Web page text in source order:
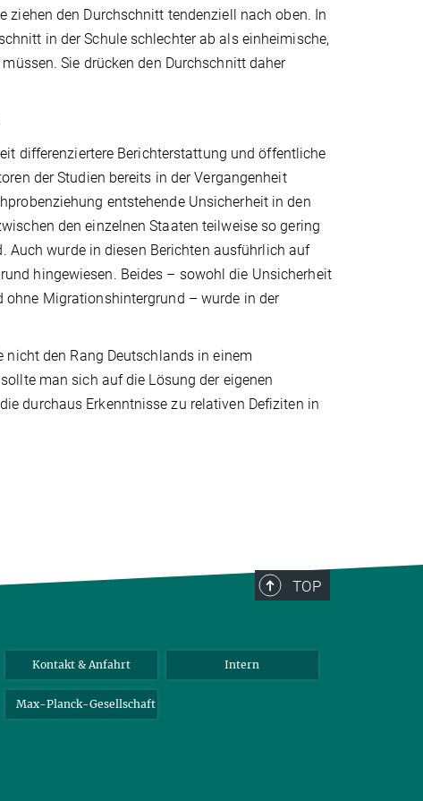
ziehen den Durchschnitt tendenziell nach oben. In
in der Schule schlechter ab als einheimische,
Sie drücken den Durchschnitt daher
differenziertere Berichterstattung und öffentliche
der Studien bereits in der Vergangenheit
entstehende Unsicherheit in den
den einzelnen Staaten teilweise so gering
wurde in diesen Berichten ausführlich auf
hingewiesen. Beides – sowohl die Unsicherheit
ohne Migrationshintergrund – wurde in der
nicht den Rang Deutschlands in einem
man sich auf die Lösung der eigenen
durchaus Erkenntnisse zu relativen Defiziten in
TOP
Kontakt & Anfahrt Intern
Max-Planck-Gesellschaft